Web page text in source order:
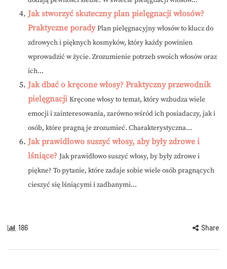
Jak stworzyć skuteczny plan pielęgnacji włosów?
Praktyczne porady Plan pielęgnacyjny włosów to klucz do
zdrowych i pięknych kosmyków, który każdy powinien
wprowadzić w życie. Zrozumienie potrzeb swoich włosów oraz
ich...
Jak dbać o kręcone włosy? Praktyczny przewodnik
pielęgnacji Kręcone włosy to temat, który wzbudza wiele
emocji i zainteresowania, zarówno wśród ich posiadaczy, jak i
osób, które pragną je zrozumieć. Charakterystyczna...
Jak prawidłowo suszyć włosy, aby były zdrowe i
lśniące? Jak prawidłowo suszyć włosy, by były zdrowe i
piękne? To pytanie, które zadaje sobie wiele osób pragnących
cieszyć się lśniącymi i zadbanymi...
186 Share